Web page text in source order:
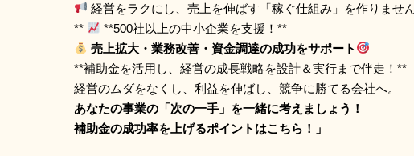
経営をラクにし、売上を伸ばす「稼ぐ仕組み」を作りませ
**
**500社以上の中小企業を支援！**
売上拡大・業務改善・資金調達の成功をサポート
**補助金を活用し、経営の成長戦略を設計＆実行まで伴走！**
経営のムダをなくし、利益を伸ばし、競争に勝てる会社へ。
あなたの事業の「次の一手」を一緒に考えましょう！
補助金の成功率を上げるポイントはこちら！」